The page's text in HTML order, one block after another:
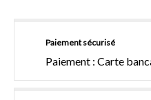
Paiement sécurisé
Paiement : Carte